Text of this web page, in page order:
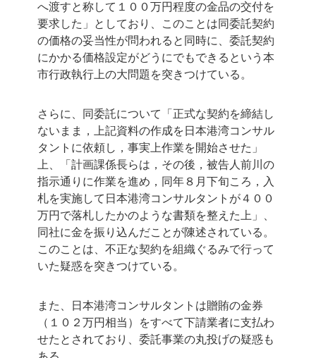
へ渡すと称して１００万円程度の金品の交付を
要求した」としており、このことは同委託契約
の価格の妥当性が問われると同時に、委託契約
にかかる価格設定がどうにでもできるという本
市行政執行上の大問題を突きつけている。
さらに、同委託について「正式な契約を締結し
ないまま，上記資料の作成を日本港湾コンサル
タントに依頼し，事実上作業を開始させた」
上、「計画課係長らは，その後，被告人前川の
指示通りに作業を進め，同年８月下旬ころ，入
札を実施して日本港湾コンサルタントが４００
万円で落札したかのような書類を整えた上」、
同社に金を振り込んだことが陳述されている。
このことは、不正な契約を組織ぐるみで行って
いた疑惑を突きつけている。
また、日本港湾コンサルタントは贈賄の金券
（１０２万円相当）をすべて下請業者に支払わ
せたとされており、委託事業の丸投げの疑惑も